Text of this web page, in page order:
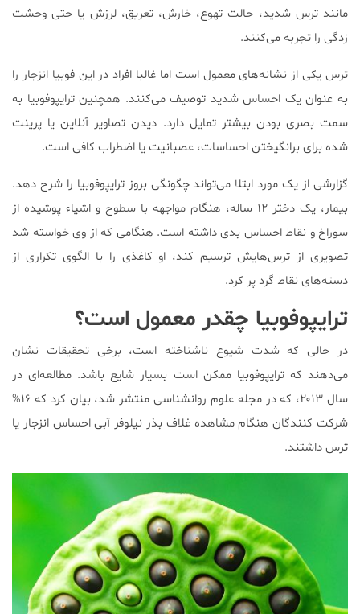
مانند ترس شدید، حالت تهوع، خارش، تعریق، لرزش یا حتی وحشت
زدگی را تجربه می‌کنند.
ترس یکی از نشانه‌های معمول است اما غالبا افراد در این فوبیا انزجار را
به عنوان یک احساس شدید توصیف می‌کنند. همچنین ترایپوفوبیا به
سمت بصری بودن بیشتر تمایل دارد. دیدن تصاویر آنلاین یا پرینت
شده برای برانگیختن احساسات، عصبانیت یا اضطراب کافی است.
گزارشی از یک مورد ابتلا می‌تواند چگونگی بروز ترایپوفوبیا را شرح دهد.
بیمار، یک دختر ۱۲ ساله، هنگام مواجهه با سطوح و اشیاء پوشیده از
سوراخ و نقاط احساس بدی داشته است. هنگامی که از وی خواسته شد
تصویری از ترس‌هایش ترسیم کند، او کاغذی را با الگوی تکراری از
دسته‌های نقاط گرد پر کرد.
ترایپوفوبیا چقدر معمول است؟
در حالی که شدت شیوع ناشناخته است، برخی تحقیقات نشان
می‌دهند که ترایپوفوبیا ممکن است بسیار شایع باشد. مطالعه‌ای در
سال ۲۰۱۳، که در مجله علوم روانشناسی منتشر شد، بیان کرد که ۱۶%
شرکت کنندگان هنگام مشاهده غلاف بذر نیلوفر آبی احساس انزجار یا
ترس داشتند.